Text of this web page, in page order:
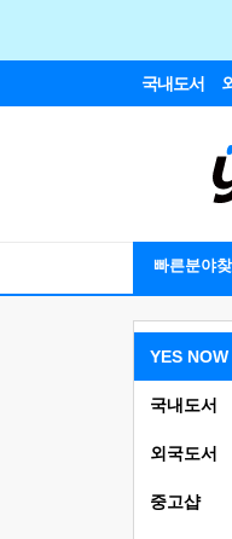
국내도서
빠른분야찾
YES NOW
국내도서
외국도서
중고샵